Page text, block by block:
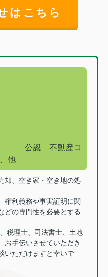
はこちら
公認 不動産コ
他
却、空き家・空き地の処
権利義務や事実証明に関
どの専門性を必要とする
税理士、司法書士、土地
お手伝いさせていただき
いただけますと幸いで